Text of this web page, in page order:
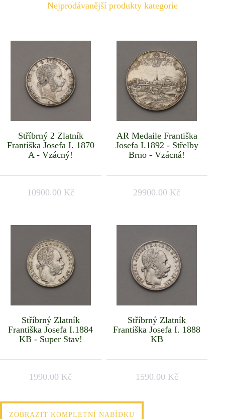
Nejprodávanější produkty kategorie
Stříbrný 2 Zlatník
Františka Josefa I. 1870
A - Vzácný!
10900.00 Kč
AR Medaile Františka
Josefa I.1892 - Střelby
Brno - Vzácná!
29900.00 Kč
Stříbrný Zlatník
Františka Josefa I.1884
KB - Super Stav!
1990.00 Kč
Stříbrný Zlatník
Františka Josefa I. 1888
KB
1590.00 Kč
ZOBRAZIT KOMPLETNÍ NABÍDKU